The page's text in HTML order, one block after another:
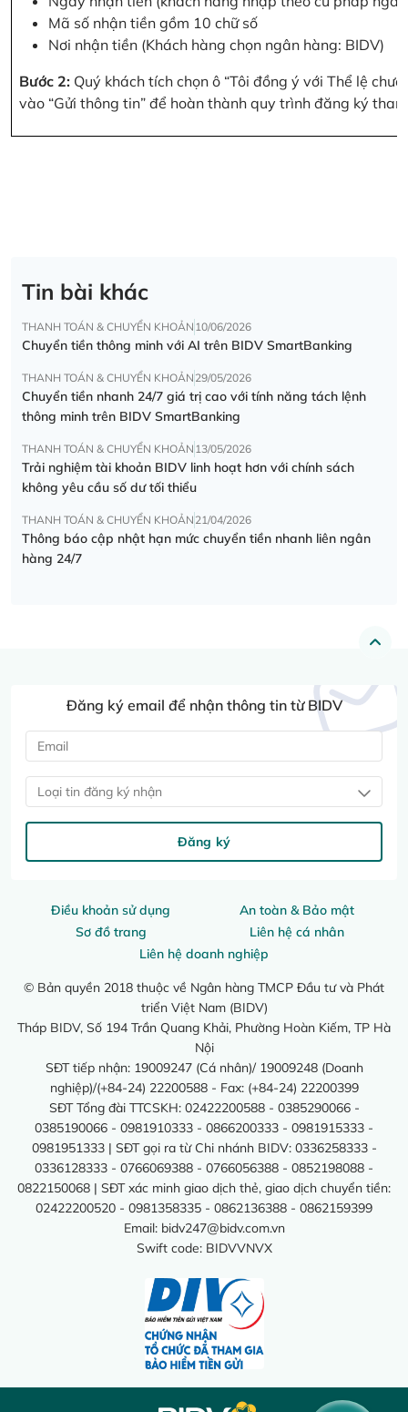
Mã số nhận tiền gồm 10 chữ số
Nơi nhận tiền (Khách hàng chọn ngân hàng: BIDV)
Bước 2: Quý khách tích chọn ô “Tôi đồng ý với Thể lệ
vào “Gửi thông tin” để hoàn thành quy trình đăng ký
Tin bài khác
THANH TOÁN & CHUYỂN KHOẢN 10/06/2026
Chuyển tiền thông minh với AI trên BIDV SmartBanking
THANH TOÁN & CHUYỂN KHOẢN 29/05/2026
Chuyển tiền nhanh 24/7 giá trị cao với tính năng tách lệnh
thông minh trên BIDV SmartBanking
THANH TOÁN & CHUYỂN KHOẢN 13/05/2026
Trải nghiệm tài khoản BIDV linh hoạt hơn với chính sách
không yêu cầu số dư tối thiểu
THANH TOÁN & CHUYỂN KHOẢN 21/04/2026
Thông báo cập nhật hạn mức chuyển tiền nhanh liên ngân
hàng 24/7
Điều khoản sử dụng
An toàn & Bảo mật
Sơ đồ trang
Liên hệ cá nhân
Liên hệ doanh nghiệp
© Bản quyền 2018 thuộc về Ngân hàng TMCP Đầu tư và Phát
triển Việt Nam (BIDV)
Tháp BIDV, Số 194 Trần Quang Khải, Phường Hoàn Kiếm, TP Hà
Nội
SĐT tiếp nhận: 19009247 (Cá nhân)/ 19009248 (Doanh
nghiệp)/(+84-24) 22200588 - Fax: (+84-24) 22200399
SĐT Tổng đài TTCSKH: 02422200588 - 0385290066 -
0385190066 - 0981910333 - 0866200333 - 0981915333 -
0981951333 | SĐT gọi ra từ Chi nhánh BIDV: 0336258333 -
0336128333 - 0766069388 - 0766056388 - 0852198088 -
0822150068 | SĐT xác minh giao dịch thẻ, giao dịch chuyển tiền:
02422200520 - 0981358335 - 0862136388 - 0862159399
Email: bidv247@bidv.com.vn
Swift code: BIDVVNVX
Đăng ký email để nhận thông tin từ BIDV
Loại tin đăng ký nhận
Đăng ký